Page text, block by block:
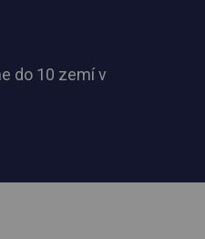
do 10 zemí v